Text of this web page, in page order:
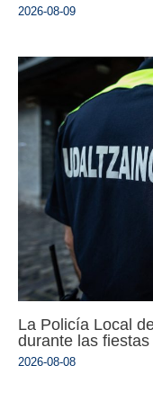
2026-08-09
La Policía Local
durante las
2026-08-08